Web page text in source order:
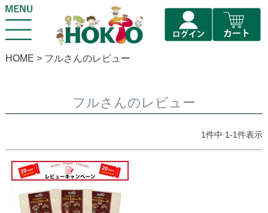
HOME フルさんのレビュー
フルさんのレビュー
1件中 1-1件表示